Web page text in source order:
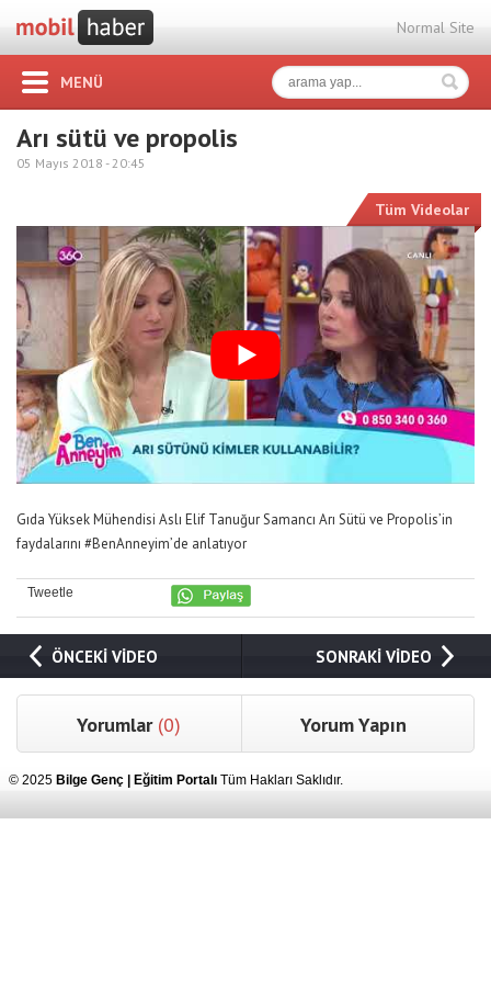
Normal Site
MENÜ
Arı sütü ve propolis
05 Mayıs 2018 -20:45
Tüm Videolar
Gıda Yüksek Mühendisi Aslı Elif Tanuğur Samancı Arı Sütü ve Propolis’in
faydalarını #BenAnneyim’de anlatıyor
Tweetle
ÖNCEKİ VİDEO SONRAKİ VİDEO
Yorumlar (0) Yorum Yapın
© 2025 Bilge Genç | Eğitim Portalı Tüm Hakları Saklıdır.